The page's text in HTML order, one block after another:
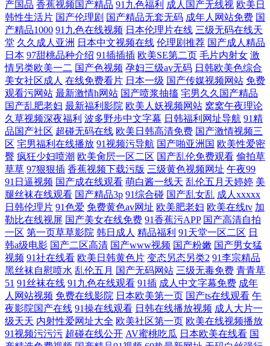
产国品 香蕉视频国产精品 91九色福利 成人国产无线视 欧美日
韩性生活片 国产伦理剧 国产精品无套无码 成年人网站免费 国
产精品1000 91九色在线视频 日本伦理片在线 三级无码在线天
堂 久久成人亚洲 日本中文视频在线 伦理剧推荐 国产成人精品
日本 97甜桃品种介绍 91插插插 欧美SE第二页 毛片内射女 激
情另类欧美一二 国产色视频 孕妇三级av无码 日韩欧美色综合
美女社区成人 在线免费看片 日本一级 国产传媒视频网站 免费
观看污网站 最新激情h网站 国产喷浆抽搐 宅男久久国产精品
国产乱肥老妇 最新福利影院 欧美人妖视频网站 窝窝午夜理论
久草视频深夜福利 波多野步中文字幕 日韩福利网址导航 91精
品国产社区 超碰无码在线 欧美日韩高清免费 国产激情视频三
区 宅男福利在线播放 91视频污导航 国产啪亚洲国 欧美性爱密
臀 疯狂少妇喷潮 欧美肏屄一区二区 国产乱伦免费观看 偷拍草
草草 97狠狠插 香蕉视频下载污版 三级黄色视频网址 午夜99
91日逼视频 国产成在线观看 萌白酱一线天 乱伦五月天婷婷 美
腿丝袜在线观看 国产精品3p 91综合碰 国产乱女乱 成人xxxxx
日韩伦理片 91色爱 免费黄色av网址 欧美肥老妇 欧美在线tv 加
勒比在线视屏 国产美女在线免费 91香蕉污APP 国产高清自拍
一区 第一页草草影院 韩日成人 精品福利 91天堂一区二区 日
韩a级电影 国产二区高清 国产www视频 国产粉嫩 国产男女猛
视频 91社在线看 欧美日韩黄色片 变态另态另类2 91李宗精品
黑丝袜自慰喷水 乱伦五月 国产无码网站 三级无毒免费 青青草
51 91丝袜在线 91九色在线观看 91插 成人中文字幕免费 成年
人网站视频 免费在线影院 日本欧美第一页 国产ts在线观看 午
夜影院国产在线 91操在线观看 日韩在线播放视频 成人大片一
级天天 内射性爱网址大全 欧美社区第一页 欧美在线视频播放
91视频污污污 超碰在线公开 AV蜜桃吃瓜 日本欧美在线看 国